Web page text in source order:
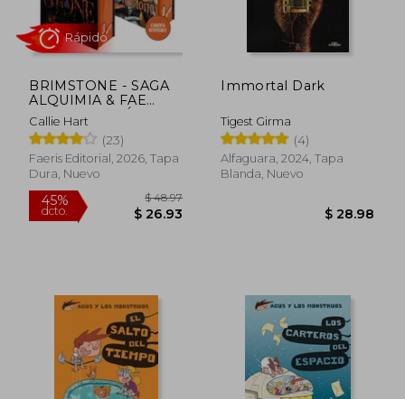
BRIMSTONE - SAGA
ALQUIMIA & FAE
VOL. 2 (EDICIÓN EN
TAPA DURA Y
CANTOS TINTADOS)
Callie Hart
(23)
Faeris Editorial, 2026, Tapa
Dura, Nuevo
45%
dcto.
Rápido
Immortal Dark
Tigest Girma
(4)
Alfaguara, 2024, Tapa
Blanda, Nuevo